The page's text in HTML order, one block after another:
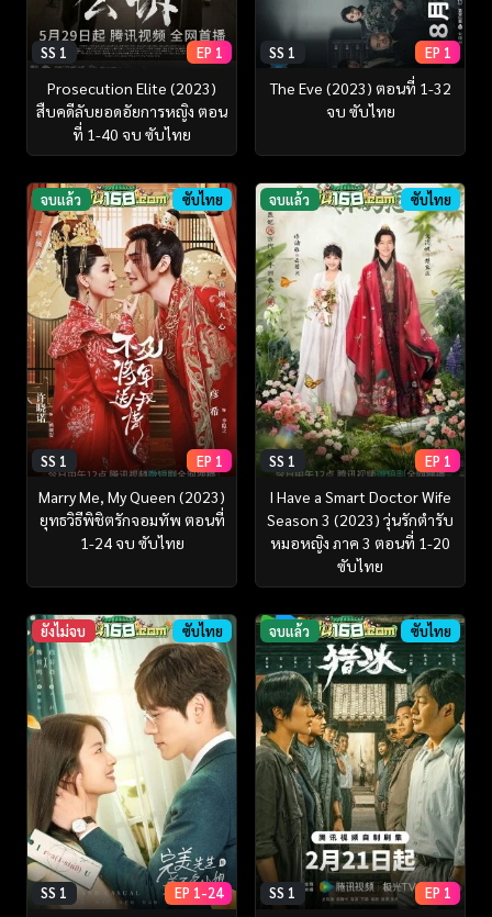
SS 1 EP 1
Prosecution Elite (2023)
สืบคดีลับยอดอัยการหญิง ตอน
ที่ 1-40 จบ ซับไทย
SS 1 EP 1
The Eve (2023) ตอนที่ 1-32
จบ ซับไทย
จบแล้ว ซับไทย
SS 1 EP 1
Marry Me, My Queen (2023)
ยุทธวิธีพิชิตรักจอมทัพ ตอนที่
1-24 จบ ซับไทย
จบแล้ว ซับไทย
SS 1 EP 1
I Have a Smart Doctor Wife
Season 3 (2023) วุ่นรักตำรับ
หมอหญิง ภาค 3 ตอนที่ 1-20
ซับไทย
ยังไม่จบ ซับไทย
SS 1 EP 1-24
จบแล้ว ซับไทย
SS 1 EP 1